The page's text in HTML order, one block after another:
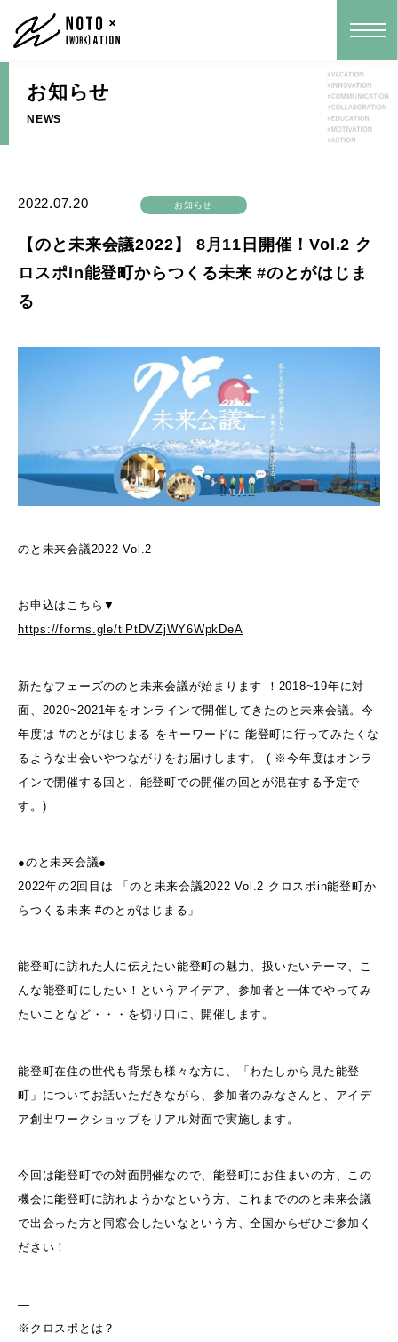
お知らせ
NEWS
2022.07.20 お知らせ
【のと未来会議2022】 8月11日開催！Vol.2 ク
ロスポin能登町からつくる未来 #のとがはじま
る
のと未来会議2022 Vol.2
お申込はこちら▼
https://forms.gle/tiPtDVZjWY6WpkDeA
新たなフェーズののと未来会議が始まります ！2018~19年に対
面、2020~2021年をオンラインで開催してきたのと未来会議。今
年度は #のとがはじまる をキーワードに 能登町に行ってみたくな
るような出会いやつながりをお届けします。 ( ※今年度はオンラ
インで開催する回と、能登町での開催の回とが混在する予定で
す。)
●のと未来会議●
2022年の2回目は 「のと未来会議2022 Vol.2 クロスポin能登町か
らつくる未来 #のとがはじまる」
能登町に訪れた人に伝えたい能登町の魅力、扱いたいテーマ、こ
んな能登町にしたい！というアイデア、参加者と一体でやってみ
たいことなど・・・を切り口に、開催します。
能登町在住の世代も背景も様々な方に、「わたしから見た能登
町」についてお話いただきながら、参加者のみなさんと、アイデ
ア創出ワークショップをリアル対面で実施します。
今回は能登町での対面開催なので、能登町にお住まいの方、この
機会に能登町に訪れようかなという方、これまでののと未来会議
で出会った方と同窓会したいなという方、全国からぜひご参加く
ださい！
—
※クロスポとは？